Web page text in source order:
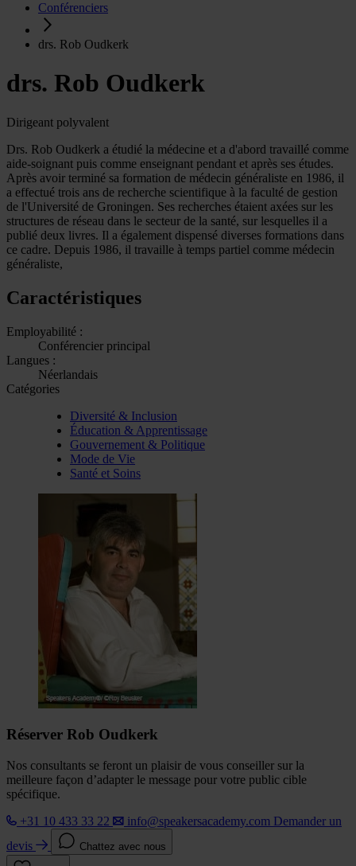
Conférenciers
drs. Rob Oudkerk
drs. Rob Oudkerk
Dirigeant polyvalent
Drs. Rob Oudkerk a étudié la médecine et a d'abord travaillé comme
aide-soignant puis comme enseignant pendant et après ses études.
Après avoir terminé sa formation de médecin généraliste en 1986, il
a effectué trois ans de recherche scientifique à la faculté de gestion
de l'Université de Groningen. Ses recherches étaient axées sur les
structures de réseau dans le secteur de la santé, sur lesquelles il a
publié deux livres. Il a également dispensé diverses formations dans
ce cadre. Depuis 1986, il travaille à temps partiel comme médecin
généraliste,
Caractéristiques
Employabilité :
Conférencier principal
Langues :
Néerlandais
Catégories
Diversité & Inclusion
Éducation & Apprentissage
Gouvernement & Politique
Mode de Vie
Santé et Soins
Réserver Rob Oudkerk
Nos consultants se feront un plaisir de vous conseiller sur la
meilleure façon d’adapter le message pour votre public cible
spécifique.
+31 10 433 33 22
info@speakersacademy.com Demander un
devis
Chattez avec nous